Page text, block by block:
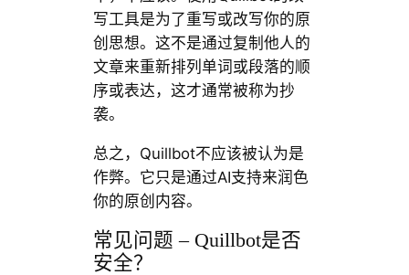
写工具是为了重写或改写你的原
创思想。这不是通过复制他人的
文章来重新排列单词或段落的顺
序或表达，这才通常被称为抄
袭。
总之，Quillbot不应该被认为是
作弊。它只是通过AI支持来润色
你的原创内容。
常见问题 – Quillbot是否
安全？